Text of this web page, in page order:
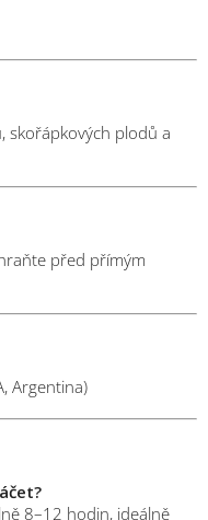
skořápkových plodů a
před přímým
Argentina)
8–12 hodin, ideálně